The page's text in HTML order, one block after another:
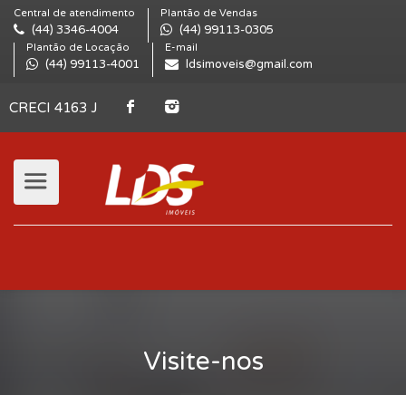
Central de atendimento
(44) 3346-4004
Plantão de Vendas
(44) 99113-0305
Plantão de Locação
(44) 99113-4001
E-mail
ldsimoveis@gmail.com
CRECI 4163 J
Visite-nos